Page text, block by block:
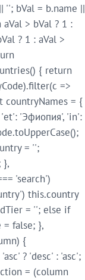
''; bVal = b.name ||
> bVal ? 1 :
? 1 : aVal >
{ return
=>
countryNames = {
'et': 'Эфиопия', 'in':
= '';
},
'search')
this.country
= ''; else if
= false; },
{
? 'desc' : 'asc';
= (column